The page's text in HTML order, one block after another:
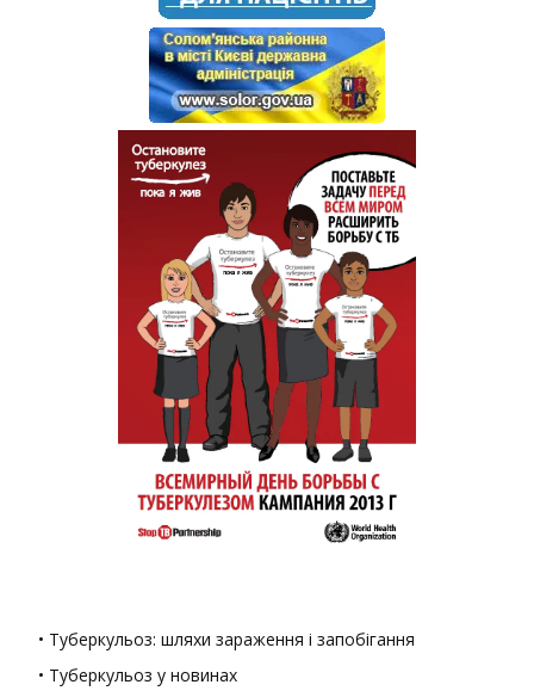
• Туберкульоз: шляхи зараження і запобігання
• Туберкульоз у новинах